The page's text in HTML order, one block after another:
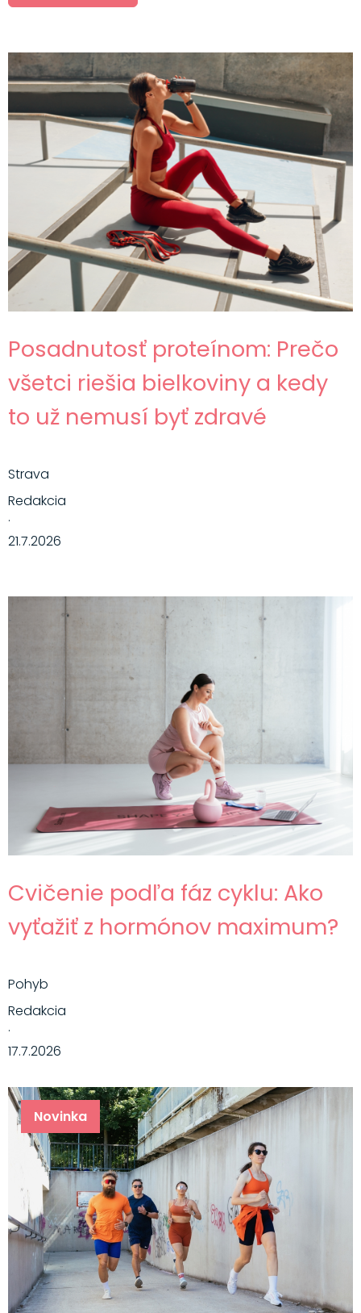
Posadnutosť proteínom: Prečo
všetci riešia bielkoviny a kedy
to už nemusí byť zdravé
Strava
Redakcia
·
21.7.2026
Cvičenie podľa fáz cyklu: Ako
vyťažiť z hormónov maximum?
Pohyb
Redakcia
·
17.7.2026
Novinka